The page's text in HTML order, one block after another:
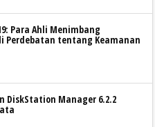
Para Ahli Menimbang
Perdebatan tentang Keamanan
DiskStation Manager 6.2.2